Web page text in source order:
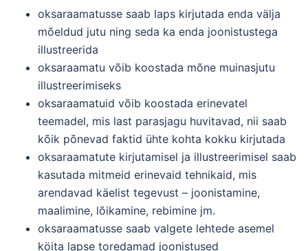
oksaraamatusse saab laps kirjutada enda välja
mõeldud jutu ning seda ka enda joonistustega
illustreerida
oksaraamatu võib koostada mõne muinasjutu
illustreerimiseks
oksaraamatuid võib koostada erinevatel
teemadel, mis last parasjagu huvitavad, nii saab
kõik põnevad faktid ühte kohta kokku kirjutada
oksaraamatute kirjutamisel ja illustreerimisel saab
kasutada mitmeid erinevaid tehnikaid, mis
arendavad käelist tegevust – joonistamine,
maalimine, lõikamine, rebimine jm.
oksaraamatusse saab valgete lehtede asemel
köita lapse toredamad joonistused